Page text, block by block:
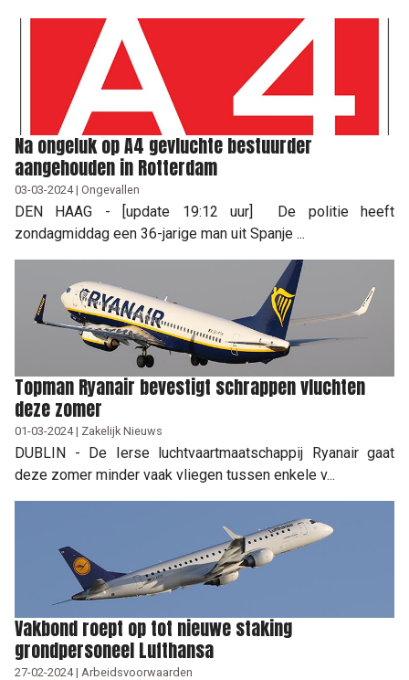
Na ongeluk op A4 gevluchte bestuurder
aangehouden in Rotterdam
03-03-2024 | Ongevallen
DEN HAAG - [update 19:12 uur] De politie heeft
zondagmiddag een 36-jarige man uit Spanje ...
Topman Ryanair bevestigt schrappen vluchten
deze zomer
01-03-2024 | Zakelijk Nieuws
DUBLIN - De Ierse luchtvaartmaatschappij Ryanair gaat
deze zomer minder vaak vliegen tussen enkele v...
Vakbond roept op tot nieuwe staking
grondpersoneel Lufthansa
27-02-2024 | Arbeidsvoorwaarden